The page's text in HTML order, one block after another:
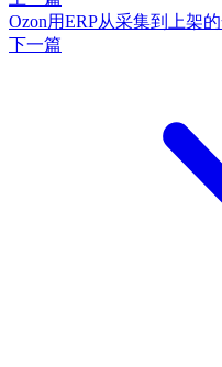
Ozon用ERP从采集到上架
下一篇